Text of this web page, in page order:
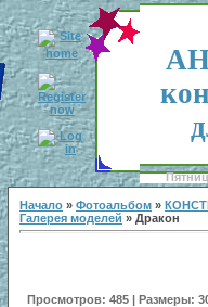
Начало » Фотоальбом »
Галерея моделей » Дракон
Просмотров: 485 | Размеры: